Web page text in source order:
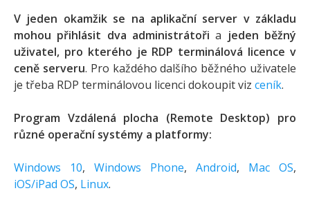
V jeden okamžik se na aplikační server v základu
mohou přihlásit dva administrátoři a jeden běžný
uživatel, pro kterého je RDP terminálová licence v
ceně serveru. Pro každého dalšího běžného uživatele
je třeba RDP terminálovou licenci dokoupit viz ceník.
Program Vzdálená plocha (Remote Desktop) pro
různé operační systémy a platformy:
Windows 10, Windows Phone, Android, Mac OS,
iOS/iPad OS, Linux.